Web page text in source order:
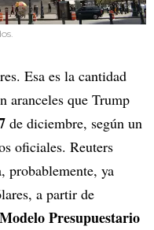
Esa es la cantidad
aranceles que Trump
de diciembre, según un
oficiales. Reuters
probablemente, ya
a partir de
Modelo Presupuestario